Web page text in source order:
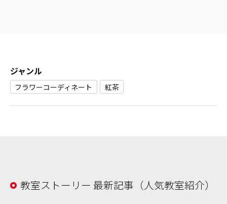
ジャンル
フラワーコーディネート 紅茶
教室ストーリー 最新記事（人気教室紹介）